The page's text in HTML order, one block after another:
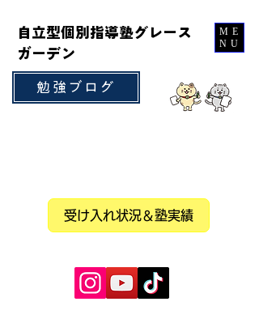
自立型個別指導塾グレース
ガーデン
勉強ブログ
受け入れ状況＆塾実績
ME
NU